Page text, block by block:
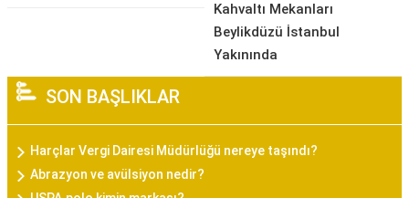
Kahvaltı Mekanları
Beylikdüzü İstanbul
Yakınında
SON BAŞLIKLAR
Harçlar Vergi Dairesi Müdürlüğü nereye taşındı?
Abrazyon ve avülsiyon nedir?